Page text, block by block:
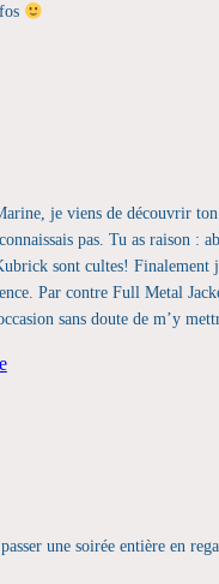
je viens de découvrir
pas. Tu as raison :
sont cultes! Finalement
Par contre Full Metal
sans doute de m’y
une soirée entière en